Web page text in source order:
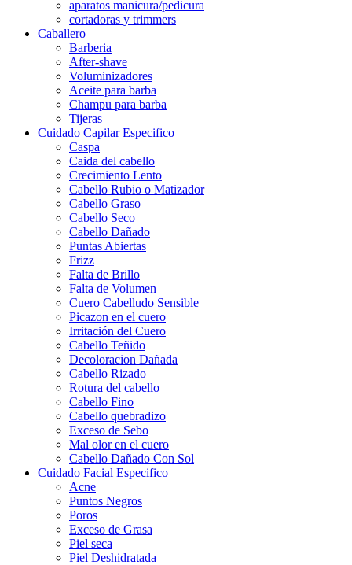
aparatos manicura/pedicura
cortadoras y trimmers
Caballero
Barberia
After-shave
Voluminizadores
Aceite para barba
Champu para barba
Tijeras
Cuidado Capilar Especifico
Caspa
Caida del cabello
Crecimiento Lento
Cabello Rubio o Matizador
Cabello Graso
Cabello Seco
Cabello Dañado
Puntas Abiertas
Frizz
Falta de Brillo
Falta de Volumen
Cuero Cabelludo Sensible
Picazon en el cuero
Irritación del Cuero
Cabello Teñido
Decoloracion Dañada
Cabello Rizado
Rotura del cabello
Cabello Fino
Cabello quebradizo
Exceso de Sebo
Mal olor en el cuero
Cabello Dañado Con Sol
Cuidado Facial Especifico
Acne
Puntos Negros
Poros
Exceso de Grasa
Piel seca
Piel Deshidratada